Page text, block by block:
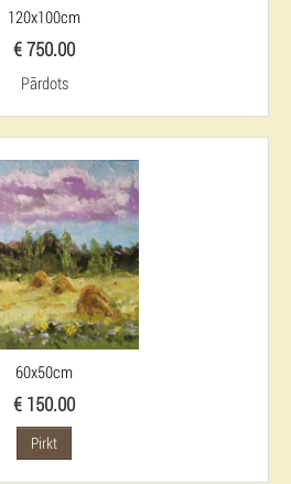
120x100cm
€ 750.00
Pārdots
60x50cm
€ 150.00
Pirkt